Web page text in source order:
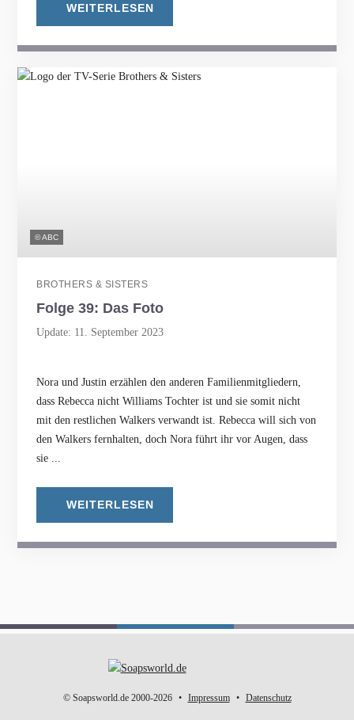
WEITERLESEN
© ABC
BROTHERS & SISTERS
Folge 39: Das Foto
Update: 11. September 2023
Nora und Justin erzählen den anderen Familienmitgliedern,
dass Rebecca nicht Williams Tochter ist und sie somit nicht
mit den restlichen Walkers verwandt ist. Rebecca will sich von
den Walkers fernhalten, doch Nora führt ihr vor Augen, dass
sie ...
WEITERLESEN
© Soapsworld.de 2000-2026 Impressum Datenschutz